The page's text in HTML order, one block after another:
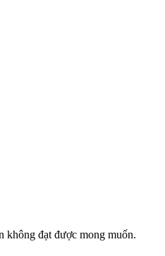
không đạt được mong muốn.